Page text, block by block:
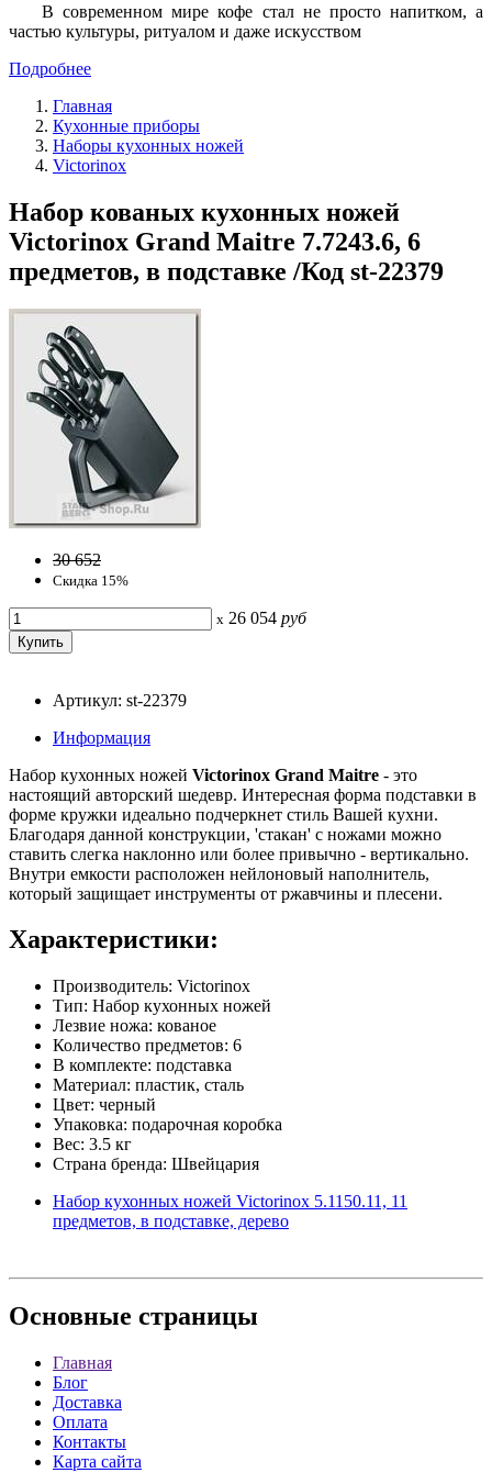
В современном мире кофе стал не просто напитком, а
частью культуры, ритуалом и даже искусством
Подробнее
Главная
Кухонные приборы
Наборы кухонных ножей
Victorinox
Набор кованых кухонных ножей
Victorinox Grand Maitre 7.7243.6, 6
предметов, в подставке /Код st-22379
30 652
Скидка 15%
x 26 054 руб
Артикул: st-22379
Информация
Набор кухонных ножей Victorinox Grand Maitre - это
настоящий авторский шедевр. Интересная форма подставки в
форме кружки идеально подчеркнет стиль Вашей кухни.
Благодаря данной конструкции, 'стакан' с ножами можно
ставить слегка наклонно или более привычно - вертикально.
Внутри емкости расположен нейлоновый наполнитель,
который защищает инструменты от ржавчины и плесени.
Характеристики:
Производитель: Victorinox
Тип: Набор кухонных ножей
Лезвие ножа: кованое
Количество предметов: 6
В комплекте: подставка
Материал: пластик, сталь
Цвет: черный
Упаковка: подарочная коробка
Вес: 3.5 кг
Страна бренда: Швейцария
Набор кухонных ножей Victorinox 5.1150.11, 11
предметов, в подставке, дерево
Основные страницы
Главная
Блог
Доставка
Оплата
Контакты
Карта сайта